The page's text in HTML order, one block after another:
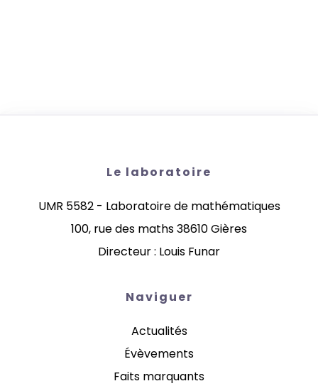
Le laboratoire
UMR 5582 - Laboratoire de mathématiques
100, rue des maths 38610 Gières
Directeur : Louis Funar
Naviguer
Actualités
Évèvements
Faits marquants